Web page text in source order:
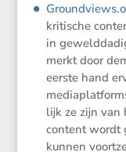
kriti­sche
in
merkt door
eerste hand
lijk ze zijn van
content wordt
kunnen